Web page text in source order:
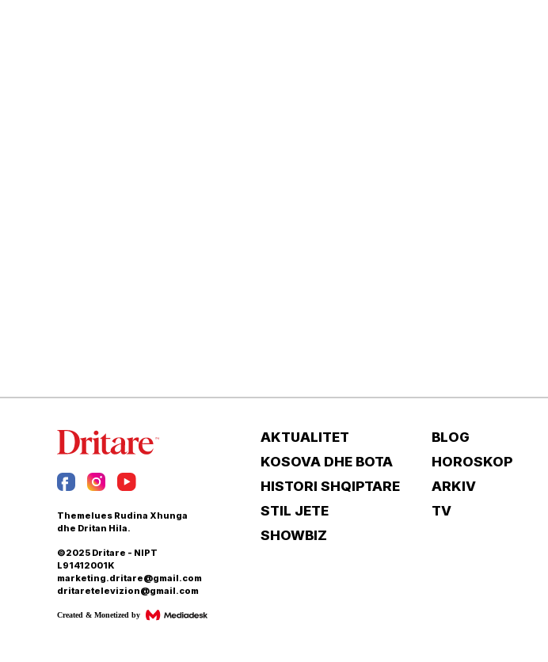
Themelues Rudina Xhunga
dhe Dritan Hila.
©2025 Dritare - NIPT
L91412001K
marketing.dritare@gmail.com
dritaretelevizion@gmail.com
Created & Monetized by
AKTUALITET
KOSOVA DHE BOTA
HISTORI SHQIPTARE
STIL JETE
SHOWBIZ
BLOG
HOROSKOP
ARKIV
TV